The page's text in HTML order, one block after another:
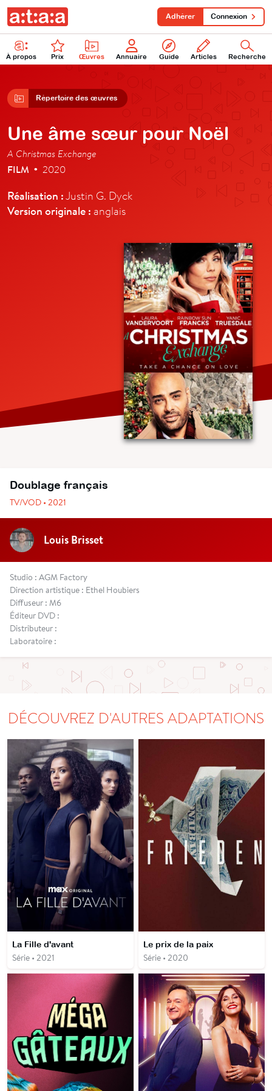
À propos Prix Œuvres Annuaire Guide Articles Recherche
Adhérer Connexion
Répertoire des œuvres
Une âme sœur pour Noël
A Christmas Exchange
FILM • 2020
Réalisation :Justin G. Dyck
Version originale : anglais
Doublage français
TV/VOD • 2021
Louis Brisset
Studio : AGM Factory
Direction artistique : Ethel Houbiers
Diffuseur : M6
Éditeur DVD :
Distributeur :
Laboratoire :
DÉCOUVREZ D'AUTRES ADAPTATIONS
La Fille d'avant
Série • 2021
Le prix de la paix
Série • 2020